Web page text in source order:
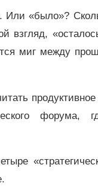
«было»?
миг между
продуктивное
форума,